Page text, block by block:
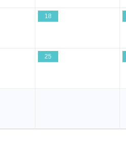
18
25